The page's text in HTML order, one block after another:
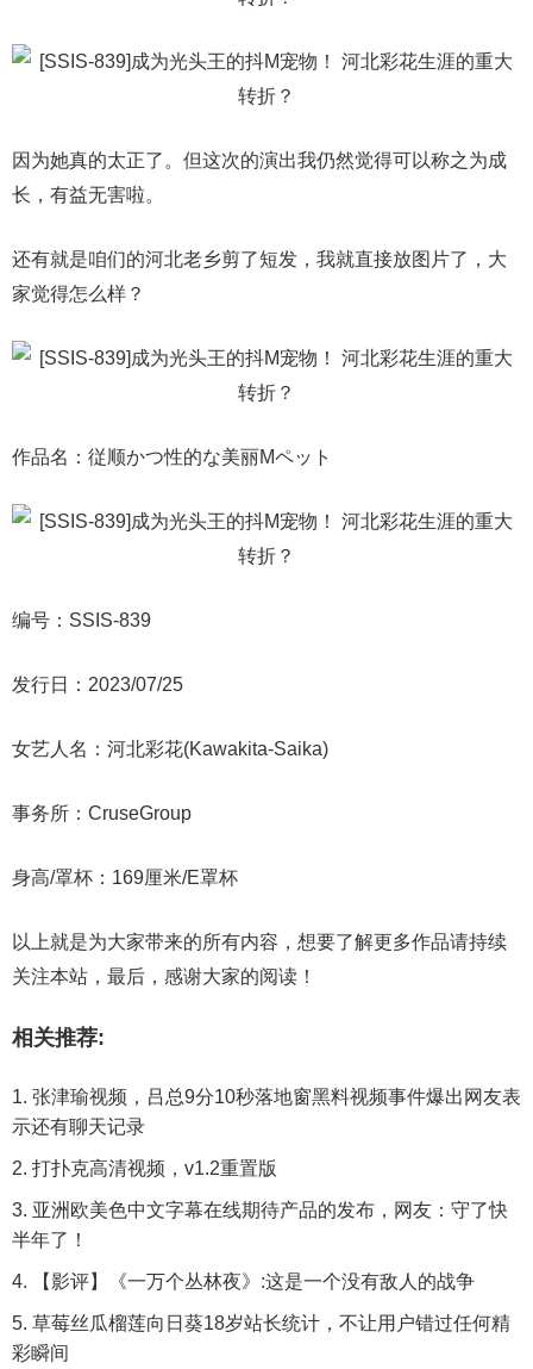
因为她真的太正了。但这次的演出我仍然觉得可以称之为成
长，有益无害啦。
还有就是咱们的河北老乡剪了短发，我就直接放图片了，大
家觉得怎么样？
作品名：従顺かつ性的な美丽Mペット
编号：SSIS-839
发行日：2023/07/25
女艺人名：河北彩花(Kawakita-Saika)
事务所：CruseGroup
身高/罩杯：169厘米/E罩杯
以上就是为大家带来的所有内容，想要了解更多作品请持续
关注本站，最后，感谢大家的阅读！
相关推荐:
张津瑜视频，吕总9分10秒落地窗黑料视频事件爆出网友表
示还有聊天记录
打扑克高清视频，v1.2重置版
亚洲欧美色中文字幕在线期待产品的发布，网友：守了快
半年了！
【影评】《一万个丛林夜》:这是一个没有敌人的战争
草莓丝瓜榴莲向日葵18岁站长统计，不让用户错过任何精
彩瞬间